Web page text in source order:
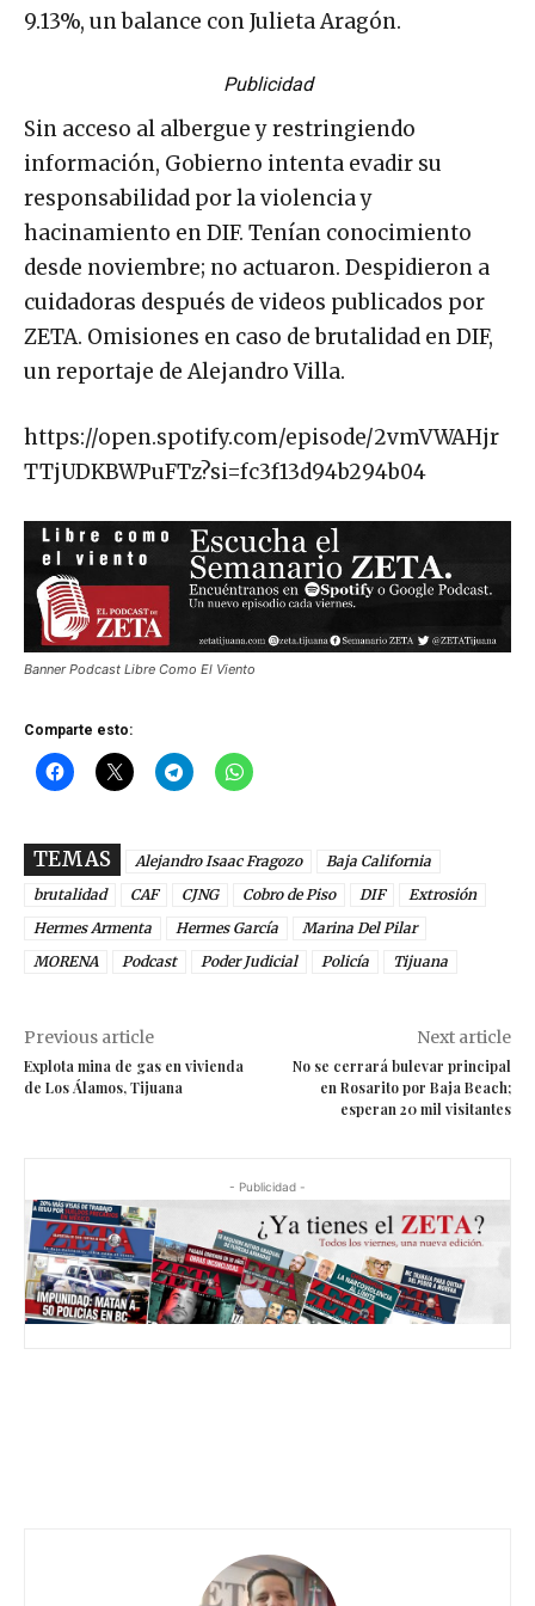
9.13%, un balance con Julieta Aragón.
Publicidad
Sin acceso al albergue y restringiendo
información, Gobierno intenta evadir su
responsabilidad por la violencia y
hacinamiento en DIF. Tenían conocimiento
desde noviembre; no actuaron. Despidieron a
cuidadoras después de videos publicados por
ZETA. Omisiones en caso de brutalidad en DIF,
un reportaje de Alejandro Villa.
https://open.spotify.com/episode/2vmVWAHjr
TTjUDKBWPuFTz?si=fc3f13d94b294b04
Banner Podcast Libre Como El Viento
Comparte esto:
TEMAS Alejandro Isaac Fragozo
Baja California
brutalidad
CAF CJNG Cobro de Piso DIF
Extrosión
Hermes Armenta
Hermes García
Marina Del Pilar
MORENA
Podcast Poder Judicial Policía Tijuana
Previous article
Explota mina de gas en vivienda
de Los Álamos, Tijuana
Next article
No se cerrará bulevar principal
en Rosarito por Baja Beach;
esperan 20 mil visitantes
- Publicidad -